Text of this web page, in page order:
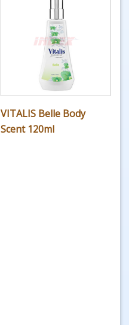
VITALIS Belle Body
Scent 120ml